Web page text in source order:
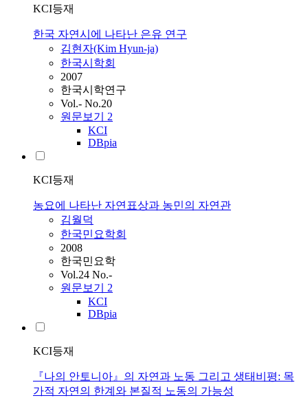
KCI등재
한국 자연시에 나타난 은유 연구
김현자(Kim Hyun-ja)
한국시학회
2007
한국시학연구
Vol.- No.20
원문보기 2
KCI
DBpia
KCI등재
농요에 나타난 자연표상과 농민의 자연관
김월덕
한국민요학회
2008
한국민요학
Vol.24 No.-
원문보기 2
KCI
DBpia
KCI등재
『나의 안토니아』의 자연과 노동 그리고 생태비평: 목
가적 자연의 한계와 본질적 노동의 가능성